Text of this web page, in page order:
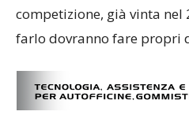
competizione, già vinta nel
farlo dovranno fare propri